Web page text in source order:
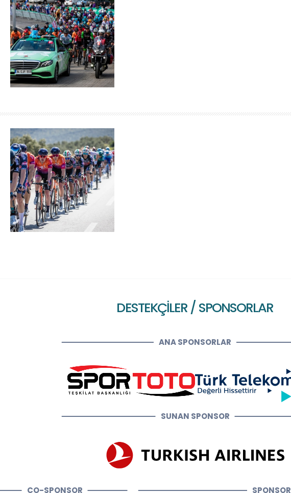
DESTEKÇİLER / SPONSORLAR
ANA SPONSORLAR
SUNAN SPONSOR
CO-SPONSOR SPONSOR